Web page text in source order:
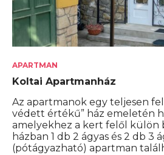
APARTMAN
Koltai Apartmanház
Az apartmanok egy teljesen
védett értékű” ház emeletén
amelyekhez a kert felől külön
házban 1 db 2 ágyas és 2 db 3
(pótágyazható) apartman